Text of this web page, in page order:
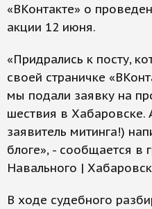
«ВКонтакте» о
акции 12 июня.
«Придрались к посту,
своей страничке
мы подали заявку на
шествия в Хабаровске.
заявитель митинга!)
блоге», - сообщается в
Навального |
В ходе судебного